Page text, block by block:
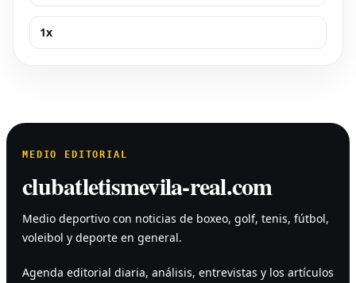
1x
MEDIO EDITORIAL
clubatletismevila-real.com
Medio deportivo con noticias de boxeo, golf, tenis, fútbol,
voleibol y deporte en general.
Agenda editorial diaria, análisis, entrevistas y los artículos